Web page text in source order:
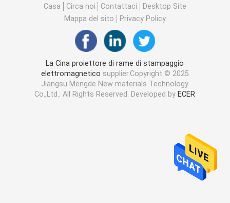
Casa Circa noi Contattaci
Desktop Site
Mappa del sito
Privacy Policy
La Cina proiettore di rame di stampaggio
elettromagnetico supplier.Copyright © 2025
Jiangsu Mengde New materials Technology
Co.,Ltd.. All Rights Reserved. Developed by ECER